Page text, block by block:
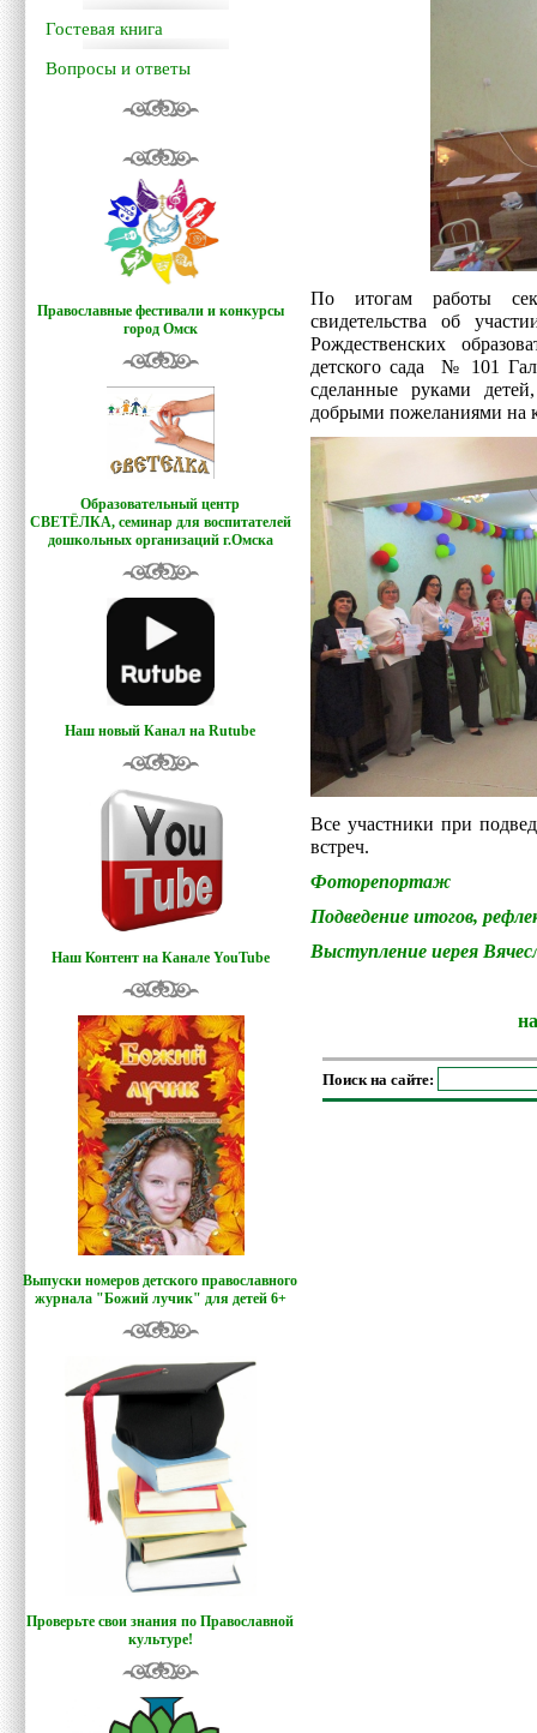
Гостевая книга
Вопросы и ответы
Православные фестивали и конкурсы
город Омск
Образовательный центр
СВЕТЁЛКА, семинар для воспитателей
дошкольных организаций г.Омска
Наш новый Канал на Rutube
Наш Контент на Канале YouTube
Выпуски номеров детского православного
журнала "Божий лучик" для детей 6+
Проверьте свои знания по Православной
культуре!
По итогам работы
свидетельства об
Рождественских
детского сада № 101
сделанные руками
добрыми пожеланиями на
Все участники при
встреч.
Фоторепортаж
Подведение итогов,
Выступление иерея
Поиск на сайте: